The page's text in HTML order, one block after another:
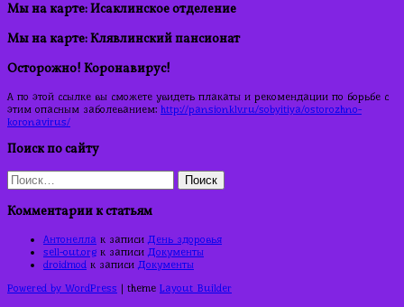
Мы на карте: Исаклинское отделение
Мы на карте: Клявлинский пансионат
Осторожно! Коронавирус!
А по этой ссылке вы сможете увидеть плакаты и рекомендации по борьбе с
этим опасным заболеванием: http://pansionklv.ru/sobyitiya/ostorozhno-
koronavirus/
Поиск по сайту
Найти:
Комментарии к статьям
Антонелла к записи День здоровья
sell-out.org к записи Документы
droidmod к записи Документы
Powered by WordPress | theme Layout Builder